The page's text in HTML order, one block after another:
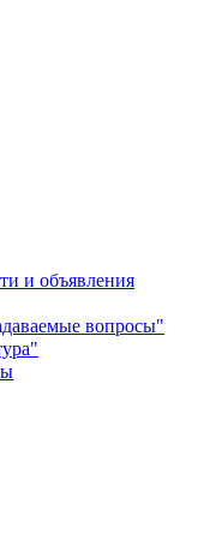
и объявления
вопросы"